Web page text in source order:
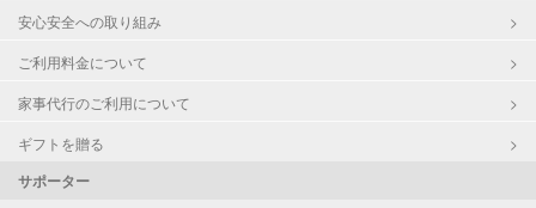
安心安全への取り組み
ご利用料金について
家事代行のご利用について
ギフトを贈る
サポーター